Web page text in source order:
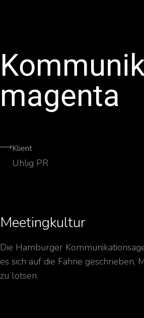
magenta
Klient
Uhlig PR
Meetingkultur
Die Hamburger
es sich auf die Fahne geschrieben,
zu lotsen.